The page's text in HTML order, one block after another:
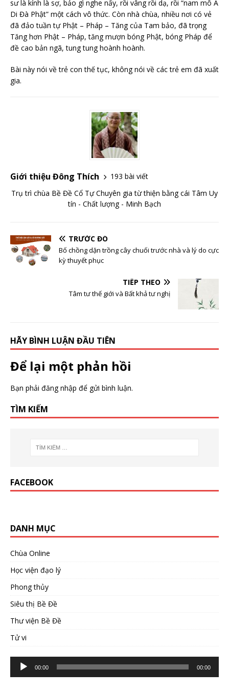
sư là kính là sợ, bảo gì nghe nấy, rồi vâng rồi dạ, rồi “nam mô A
Di Đà Phật” một cách vô thức. Còn nhà chùa, nhiều nơi có vẻ
đã đảo tuần tự Phật – Pháp – Tăng của Tam bảo, đã trọng
Tăng hơn Phật – Pháp, tăng mượn bóng Phật, bóng Pháp để
đề cao bản ngã, tung tung hoành hoành.
Bài này nói về trẻ con thế tục, không nói về các trẻ em đã xuất
gia.
Giới thiệu Đông Thích
193 bài viết
Trụ trì chùa Bề Đề Cổ Tự Chuyên gia từ thiện bằng cái Tâm Uy
tín - Chất lượng - Minh Bạch
TRƯỚC ĐÓ
Bố chồng dặn trồng cây chuối trước nhà và lý do cực
kỳ thuyết phục
TIẾP THEO
Tâm tư thế giới và Bất khả tư nghị
HÃY BÌNH LUẬN ĐẦU TIÊN
Để lại một phản hồi
Bạn phải đăng nhập để gửi bình luận.
TÌM KIẾM
FACEBOOK
DANH MỤC
Chùa Online
Học viện đạo lý
Phong thủy
Siêu thị Bề Đề
Thư viện Bề Đề
Tử vi
Trình
phát
00:00 00:00